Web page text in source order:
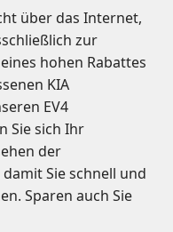
über das Internet,
zur
hohen Rabattes
KIA
EV4
Sie sich Ihr
der
Sie schnell und
Sparen auch Sie